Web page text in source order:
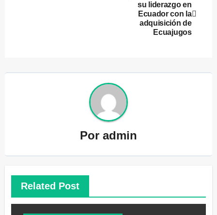
su liderazgo en
Ecuador con la
adquisición de
Ecuajugos
Por admin
Related Post